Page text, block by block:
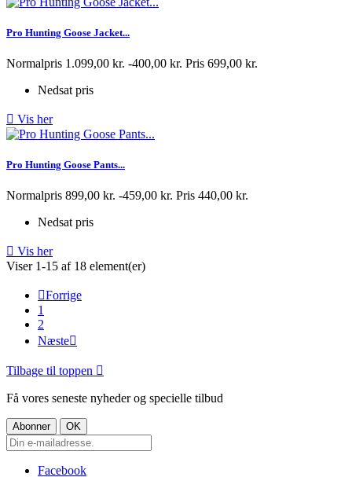
Pro Hunting Goose Jacket...
Normalpris 1.099,00 kr. -400,00 kr. Pris 699,00 kr.
Nedsat pris
 Vis her
Pro Hunting Goose Pants...
Normalpris 899,00 kr. -459,00 kr. Pris 440,00 kr.
Nedsat pris
 Vis her
Viser 1-15 af 18 element(er)
Forrige
1
2
Næste
Tilbage til toppen 
Få vores seneste nyheder og specielle tilbud
Facebook